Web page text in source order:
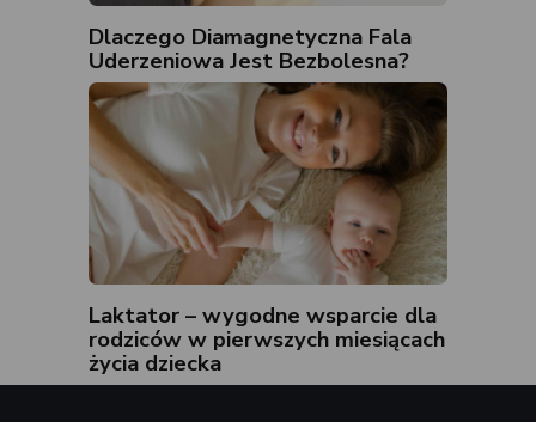
Dlaczego Diamagnetyczna Fala
Uderzeniowa Jest Bezbolesna?
Laktator – wygodne wsparcie dla
rodziców w pierwszych miesiącach
życia dziecka